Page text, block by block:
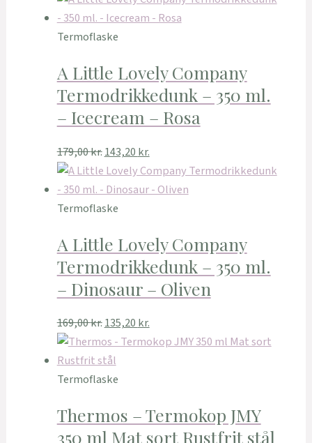
Termoflaske
A Little Lovely Company
Termodrikkedunk – 350 ml.
– Icecream – Rosa
179,00kr.143,20kr.
Termoflaske
A Little Lovely Company
Termodrikkedunk – 350 ml.
– Dinosaur – Oliven
169,00kr.135,20kr.
Termoflaske
Thermos – Termokop JMY
350 ml Mat sort Rustfrit stål